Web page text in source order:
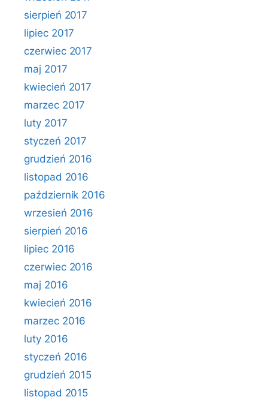
sierpień 2017
lipiec 2017
czerwiec 2017
maj 2017
kwiecień 2017
marzec 2017
luty 2017
styczeń 2017
grudzień 2016
listopad 2016
październik 2016
wrzesień 2016
sierpień 2016
lipiec 2016
czerwiec 2016
maj 2016
kwiecień 2016
marzec 2016
luty 2016
styczeń 2016
grudzień 2015
listopad 2015